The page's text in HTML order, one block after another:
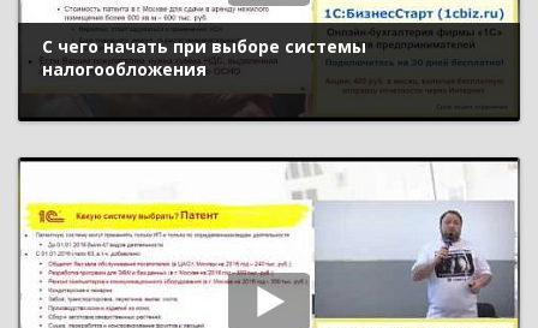
С чего начать при выборе системы
налогообложения